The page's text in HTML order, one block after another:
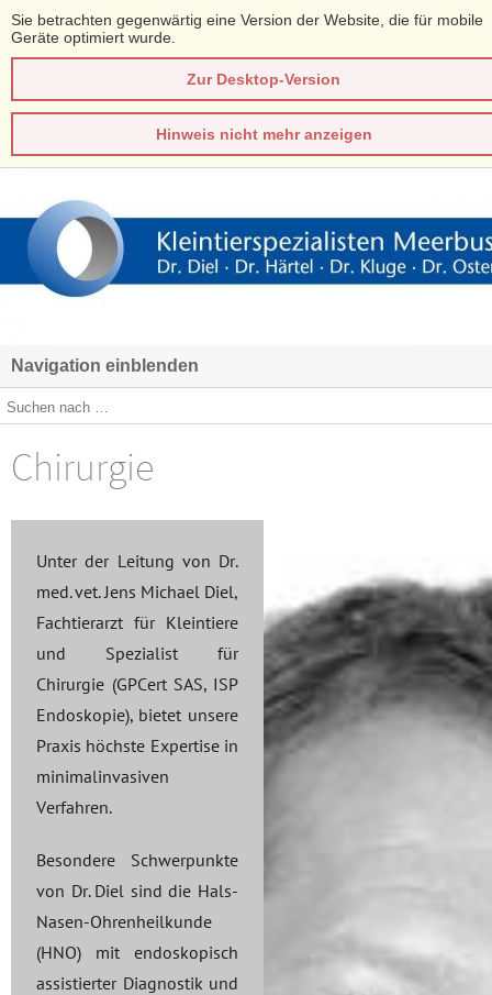
Sie betrachten gegenwärtig eine Version der Website, die für mobile
Geräte optimiert wurde.
Zur Desktop-Version
Hinweis nicht mehr anzeigen
Navigation einblenden
Chirurgie
Unter der Leitung von Dr.
med. vet. Jens Michael Diel,
Fachtierarzt für Kleintiere
und Spezialist für
Chirurgie (GPCert SAS, ISP
Endoskopie), bietet unsere
Praxis höchste Expertise in
minimalinvasiven
Verfahren.
Besondere Schwerpunkte
von Dr. Diel sind die Hals-
Nasen-Ohrenheilkunde
(HNO) mit endoskopisch
assistierter Diagnostik und